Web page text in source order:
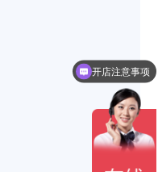
开店注意事项
添加招商经理微信